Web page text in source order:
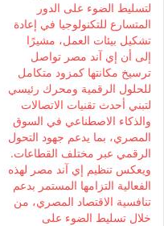
لتسليط الضوء على الدور
المتسارع للتكنولوجيا في إعادة
تشكيل بيئات العمل، مشيرًا
إلى أن إي آند مصر تواصل
ترسيخ مكانتها كمزود متكامل
للحلول الرقمية ومحرك رئيسي
لتبني أحدث تقنيات الاتصالات
والذكاء الاصطناعي في السوق
المصري، بما يدعم جهود التحول
الرقمي عبر مختلف القطاعات.
ويعكس تنظيم إي آند مصر لهذه
الفعالية التزامها المستمر بدعم
تنافسية الاقتصاد المصري، من
خلال تسليط الضوء على